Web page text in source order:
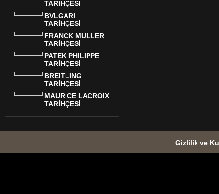
TARİHÇESİ
BVLGARI
TARİHÇESİ
FRANCK MULLER
TARİHÇESİ
PATEK PHILIPPE
TARİHÇESİ
BREITLING
TARİHÇESİ
MAURICE LACROIX
TARİHÇESİ
Gizlilik ve